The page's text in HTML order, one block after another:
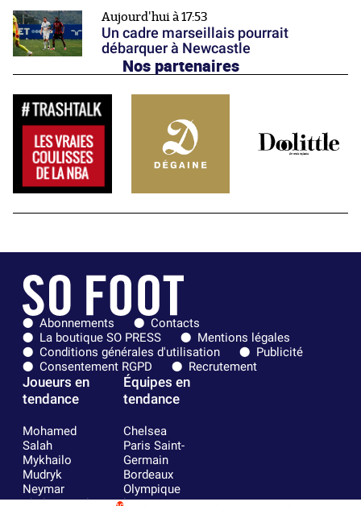
Aujourd'hui à 17:53
Un cadre marseillais pourrait
débarquer à Newcastle
Nos partenaires
Abonnements
Contacts
La boutique SO PRESS
Mentions légales
Conditions générales d'utilisation
Publicité
Consentement RGPD
Recrutement
Joueurs en
tendance
Mohamed
Salah
Mykhailo
Mudryk
Neymar
Équipes en
tendance
Chelsea
Paris Saint-
Germain
Bordeaux
Olympique